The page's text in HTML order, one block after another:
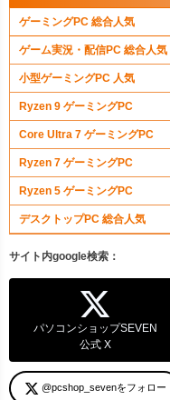
ゲーミングPC 総合人気
ゲーム実況・配信PC 総合人気
小型ゲーミングPC 人気
Ryzen 9 ゲーミングPC
Core Ultra 7 ゲーミングPC
Ryzen 7 ゲーミングPC
Ryzen 5 ゲーミングPC
デスクトップPC 総合人気
サイト内google検索：
パソコンショップSEVEN
公式 X
@pcshop_sevenをフォロー